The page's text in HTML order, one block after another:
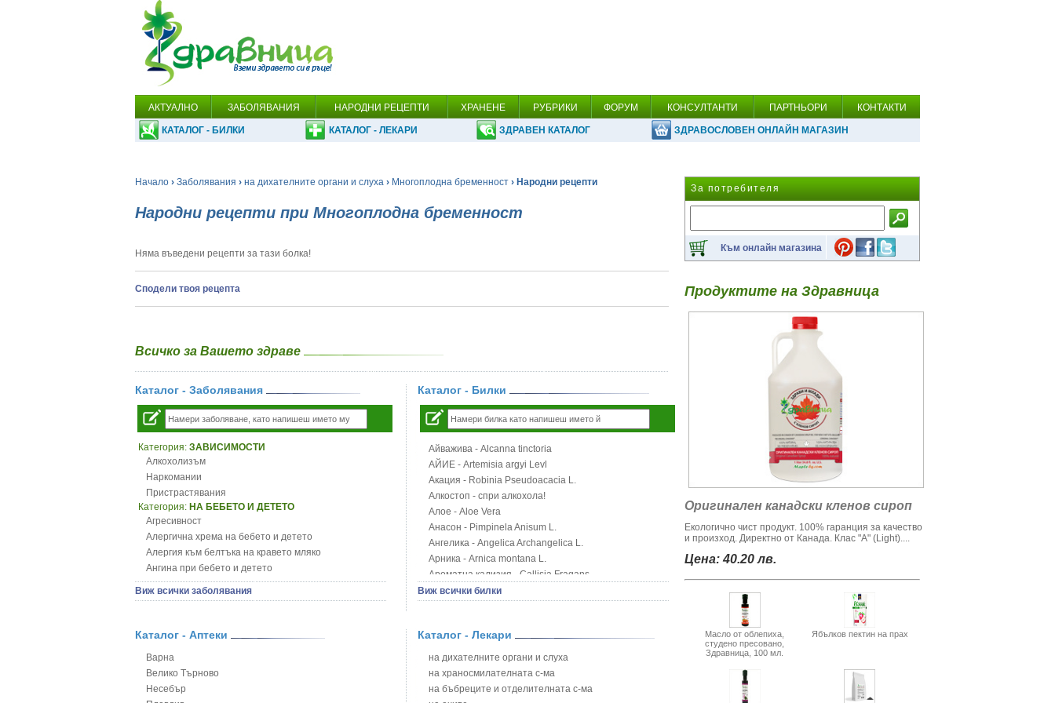
АКТУАЛНО ЗАБОЛЯВАНИЯ НАРОДНИ РЕЦЕПТИ ХРАНЕНЕ РУБРИКИ ФОРУМ КОНСУЛТАНТИ ПАРТНЬОРИ КОНТАКТИ
КАТАЛОГ - БИЛКИ КАТАЛОГ - ЛЕКАРИ ЗДРАВЕН КАТАЛОГ ЗДРАВОСЛОВЕН ОНЛАЙН МАГАЗИН
Начало › Заболявания › на дихателните органи и слуха › Многоплодна бременност › Народни рецепти
Народни рецепти при Многоплодна бременност
Няма въведени рецепти за тази болка!
Сподели твоя рецепта
Всичко за Вашето здраве
Каталог - Заболявания
Категория: ЗАВИСИМОСТИ
Алкохолизъм
Наркомании
Пристрастявания
Категория: НА БЕБЕТО И ДЕТЕТО
Агресивност
Алергична хрема на бебето и детето
Алергия към белтъка на кравето мляко
Ангина при бебето и детето
Анемия при бебето и детето
Апетит - пълни деца
Безапетитие при бебето и детето
Бронхит и пневмония при деца
Варицела
Висока температура на бебето и детето
Виж всички заболявания
Каталог - Билки
Айважива - Alcanna tinctoria
АЙИЕ - Artemisia argyi Levl
Акация - Robinia Pseudoacacia L.
Алкостоп - спри алкохола!
Алое - Aloe Vera
Анасон - Pimpinela Anisum L.
Ангелика - Angelica Archangelica L.
Арника - Arnica montana L.
Ароматна кализия - Callisia Fragans
Арония - Sorbus melanocorpa
Блатен аир - Acorus calamus L.
Блатен тъжник - Spirea ulmaria L.
Блян
Бобови шушулки - Phaseolus Vulgaris L.
Божур - Paeonia Decora
Виж всички билки
Каталог - Аптеки
Варна
Велико Търново
Несебър
Каталог - Лекари
на дихателните органи и слуха
на храносмилателната с-ма
на бъбреците и отделителната с-ма
За потребителя
Към онлайн магазина
Продуктите на Здравница
Оригинален канадски кленов сироп
Екологично чист продукт. 100% гаранция за качество
и произход. Директно от Канада. Клас "А" (Light)....
Цена: 40.20 лв.
Масло от облепиха,
студено пресовано,
Здравница, 100 мл.
Ябълков пектин на прах